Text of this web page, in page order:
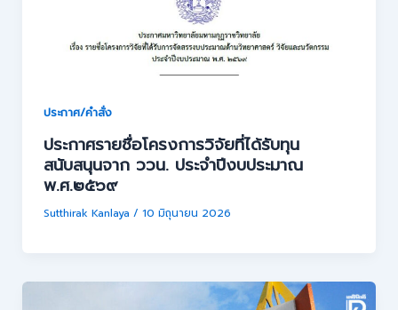
ประกาศ/คำสั่ง
ประกาศรายชื่อโครงการวิจัยที่ได้รับทุน
สนับสนุนจาก ววน. ประจำปีงบประมาณ
พ.ศ.๒๕๖๙
Sutthirak Kanlaya / 10 มิถุนายน 2026